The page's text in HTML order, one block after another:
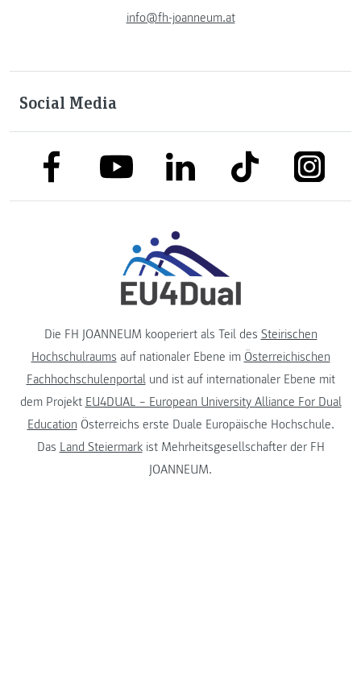
info@fh-joanneum.at
Social Media
link to facebooklink to youtubelink to linkedinlink to tiktok link to
Die FH JOANNEUM kooperiert als Teil des Steirischen
Hochschulraums auf nationaler Ebene im Österreichischen
Fachhochschulenportalund ist auf internationaler Ebene mit
dem Projekt EU4DUAL – European University Alliance For Dual
Education Österreichs erste Duale Europäische Hochschule.
Das Land Steiermarkist Mehrheitsgesellschafter der FH
JOANNEUM.